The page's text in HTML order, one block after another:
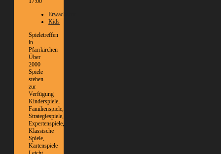
Erwachsene
Kids
Spieletreffen
in
Pfarrkirchen
Über
2000
Spiele
stehen
zur
Verfügung
Kinderspiele,
Familienspiele,
Strategiespiele,
Expertenspiele,
Klassische
Spiele,
Kartenspiele